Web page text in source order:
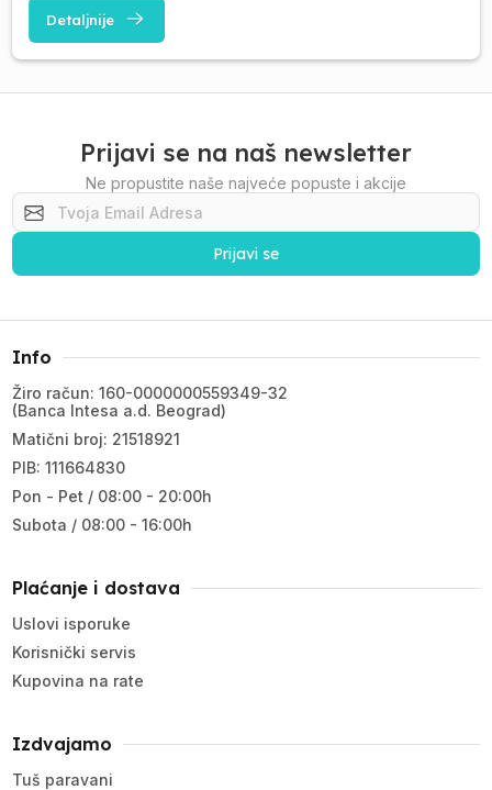
Detaljnije
Prijavi se na naš newsletter
Ne propustite naše najveće popuste i akcije
Prijavi se
Info
Žiro račun: 160-0000000559349-32
(Banca Intesa a.d. Beograd)
Matični broj: 21518921
PIB: 111664830
Pon - Pet / 08:00 - 20:00h
Subota / 08:00 - 16:00h
Plaćanje i dostava
Uslovi isporuke
Korisnički servis
Kupovina na rate
Izdvajamo
Tuš paravani